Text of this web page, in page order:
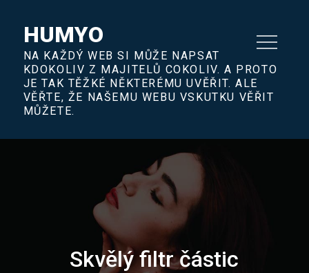
contentHUMYO
NA KAŽDÝ WEB SI MŮŽE NAPSAT
KDOKOLIV Z MAJITELŮ COKOLIV. A PROTO
JE TAK TĚŽKÉ NĚKTERÉMU UVĚŘIT. ALE
VĚŘTE, ŽE NAŠEMU WEBU VSKUTKU VĚŘIT
MŮŽETE.
Skvělý filtr částic